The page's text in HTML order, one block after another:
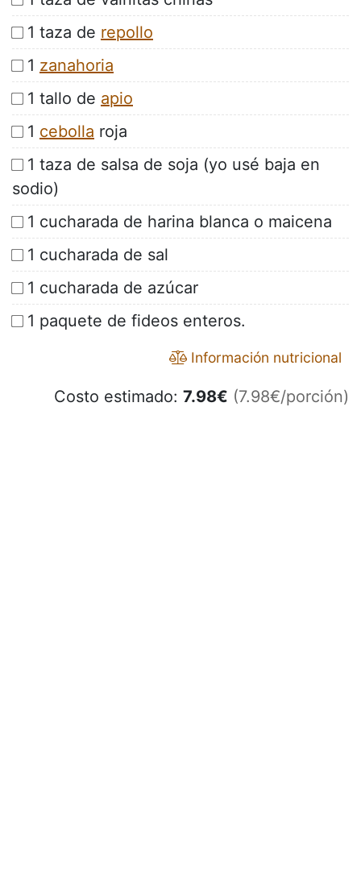
1 taza de repollo
1 zanahoria
1 tallo de apio
1 cebolla roja
1 taza de salsa de soja (yo usé baja en
sodio)
1 cucharada de harina blanca o maicena
1 cucharada de sal
1 cucharada de azúcar
1 paquete de fideos enteros.
Información nutricional
Costo estimado: 7.98€ (7.98€/porción)